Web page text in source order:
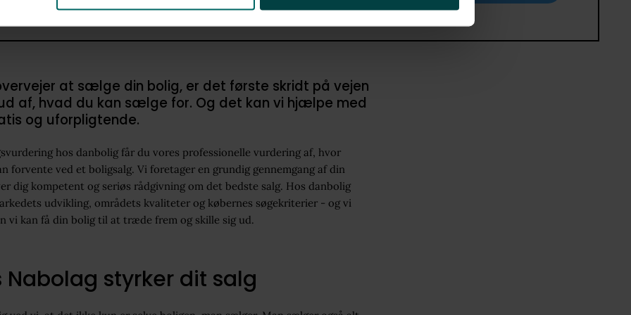
at sælge din bolig, er det første skridt på vejen
af, hvad du kan sælge for. Og det kan vi hjælpe med
og uforpligtende.
hos danbolig får du vores professionelle vurdering af, hvor
forvente ved et boligsalg. Vi foretager en grundig gennemgang af din
dig kompetent og seriøs rådgivning om det bedste salg. Hos danbolig
udvikling, områdets kvaliteter og købernes søgekriterier - og vi
vi kan få din bolig til at træde frem og skille sig ud.
Nabolag styrker dit salg